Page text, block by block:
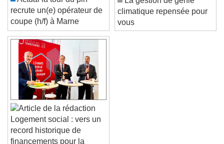
Text Edge Style
Font Family
Reset
Done
Close Modal Dialog
End of dialog window.
Actual la tour du pin
recrute un(e) opérateur de
coupe (h/f) à Marne
La gestion de génie
climatique repensée pour
vous
Logement social : vers un
record historique de